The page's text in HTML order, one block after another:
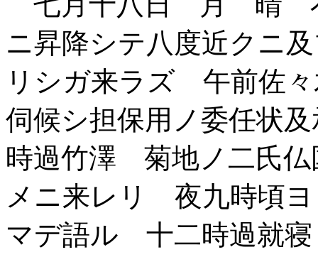
ニ昇降シテ八度近クニ
リシガ来ラズ 午前佐
伺候シ担保用ノ委任状
時過竹澤 菊地ノ二氏仏
メニ来レリ 夜九時頃ヨ
マデ語ル 十二時過就